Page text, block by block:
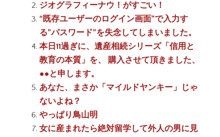
ジオグラフィーナウ！がすごい！
“既存ユーザーのログイン画面”で入力す
る”パスワード”を失念してしまいました。
本日11過ぎに、遺産相続シリーズ「信用と
教育の本質」を、 購入させて頂きました、
●●と申します。
あなた、まさか「マイルドヤンキー」じゃ
ないよね？
やっぱり鳥山明
女に産まれたら絶対留学して外人の男に見